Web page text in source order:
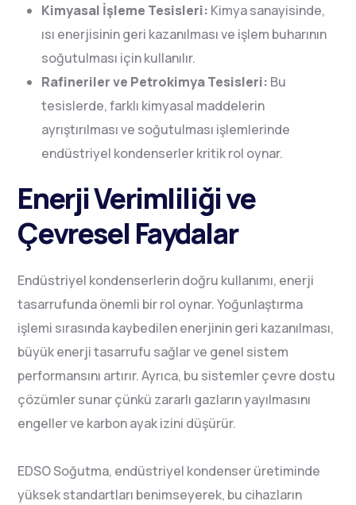
Kimyasal İşleme Tesisleri: Kimya sanayisinde,
ısı enerjisinin geri kazanılması ve işlem buharının
soğutulması için kullanılır.
Rafineriler ve Petrokimya Tesisleri: Bu
tesislerde, farklı kimyasal maddelerin
ayrıştırılması ve soğutulması işlemlerinde
endüstriyel kondenserler kritik rol oynar.
Enerji Verimliliği ve
Çevresel Faydalar
Endüstriyel kondenserlerin doğru kullanımı, enerji
tasarrufunda önemli bir rol oynar. Yoğunlaştırma
işlemi sırasında kaybedilen enerjinin geri kazanılması,
büyük enerji tasarrufu sağlar ve genel sistem
performansını artırır. Ayrıca, bu sistemler çevre dostu
çözümler sunar çünkü zararlı gazların yayılmasını
engeller ve karbon ayak izini düşürür.
EDSO Soğutma, endüstriyel kondenser üretiminde
yüksek standartları benimseyerek, bu cihazların